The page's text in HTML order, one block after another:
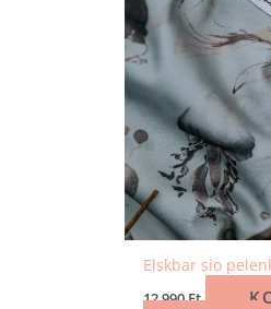
Elskbar sio
12 990Ft